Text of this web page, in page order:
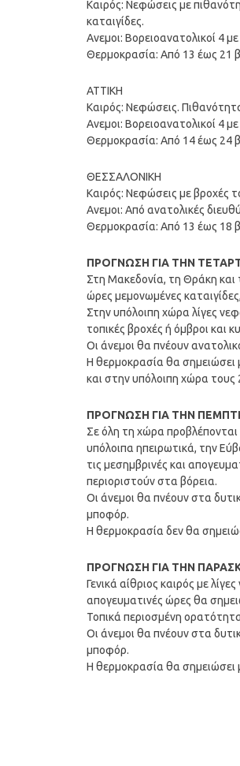
Καιρός: Νεφώσεις με
καταιγίδες.
Ανεμοι: Βορειοανατολικοί 4
Θερμοκρασία: Από 13 έως 21
ΑΤΤΙΚΗ
Καιρός: Νεφώσεις.
Ανεμοι: Βορειοανατολικοί 4
Θερμοκρασία: Από 14 έως 24
ΘΕΣΣΑΛΟΝΙΚΗ
Καιρός: Νεφώσεις με βροχές
Ανεμοι: Από ανατολικές
Θερμοκρασία: Από 13 έως 18
ΠΡΟΓΝΩΣΗ ΓΙΑ ΤΗΝ
Στη Μακεδονία, τη Θράκη και
ώρες μεμονωμένες
Στην υπόλοιπη χώρα λίγες
τοπικές βροχές ή όμβροι και
Οι άνεμοι θα πνέουν
Η θερμοκρασία θα σημειώσει
και στην υπόλοιπη χώρα τους
ΠΡΟΓΝΩΣΗ ΓΙΑ ΤΗΝ
Σε όλη τη χώρα προβλέπονται
υπόλοιπα ηπειρωτικά, την
τις μεσημβρινές και
περιοριστούν στα βόρεια.
Οι άνεμοι θα πνέουν στα
μποφόρ.
Η θερμοκρασία δεν θα
ΠΡΟΓΝΩΣΗ ΓΙΑ ΤΗΝ
Γενικά αίθριος καιρός με
απογευματινές ώρες θα
Τοπικά περιοσμένη
Οι άνεμοι θα πνέουν στα
μποφόρ.
Η θερμοκρασία θα σημειώσει